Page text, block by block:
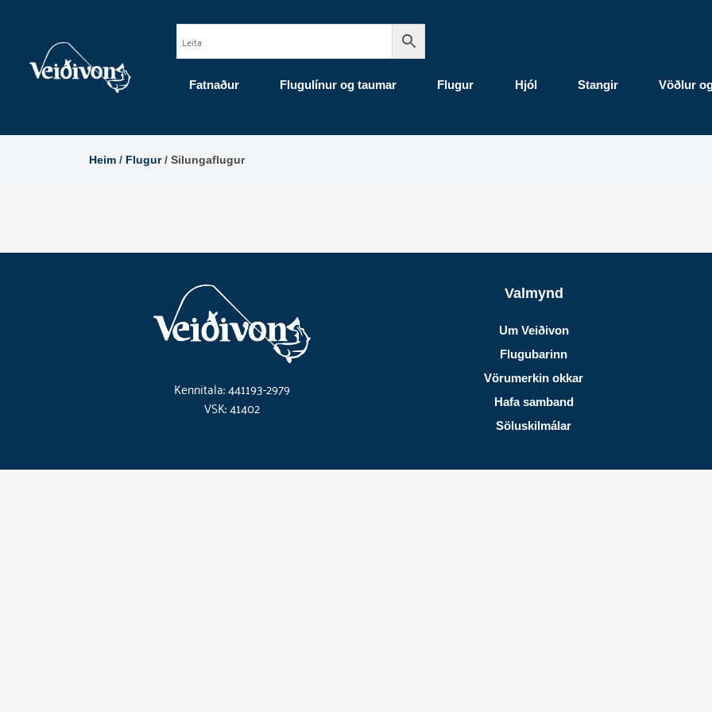
Fatnaður Flugulínur og taumar Flugur Hjól Stangir Vöðlur
Heim / Flugur/ Silungaflugur
Kennitala: 441193-2979
VSK: 41402
Valmynd
Um Veiðivon
Flugubarinn
Vörumerkin okkar
Hafa samband
Söluskilmálar